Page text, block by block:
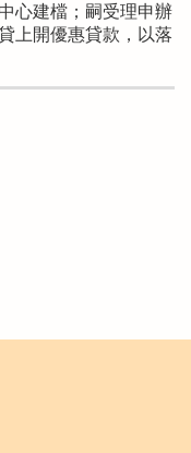
心建檔；嗣受理申辦
上開優惠貸款，以落